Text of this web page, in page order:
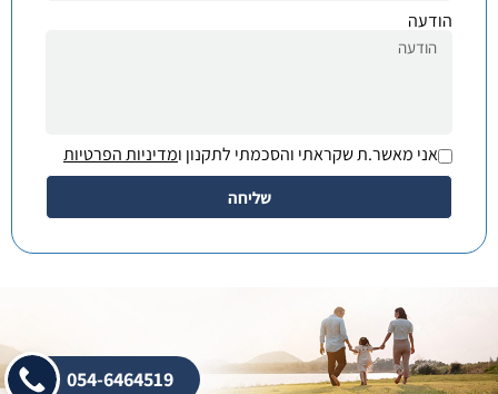
הודעה
אני מאשר.ת שקראתי והסכמתי לתקנון ומדיניות הפרטיות
שליחה
054-6464519